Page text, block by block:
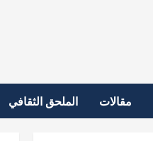
مقالات الملحق الثقافي